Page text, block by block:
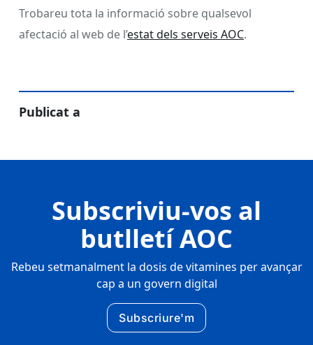
Trobareu tota la informació sobre qualsevol
afectació al web de l’estat dels serveis AOC.
Publicat a
Subscriviu-vos al
butlletí AOC
Rebeu setmanalment la dosis de vitamines per avançar
cap a un govern digital
Subscriure'm